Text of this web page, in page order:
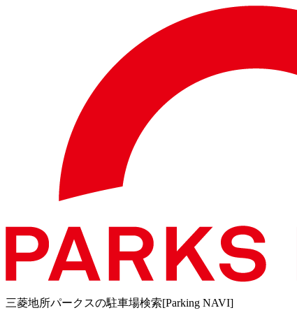
三菱地所パークスの駐車場検索[Parking NAVI]